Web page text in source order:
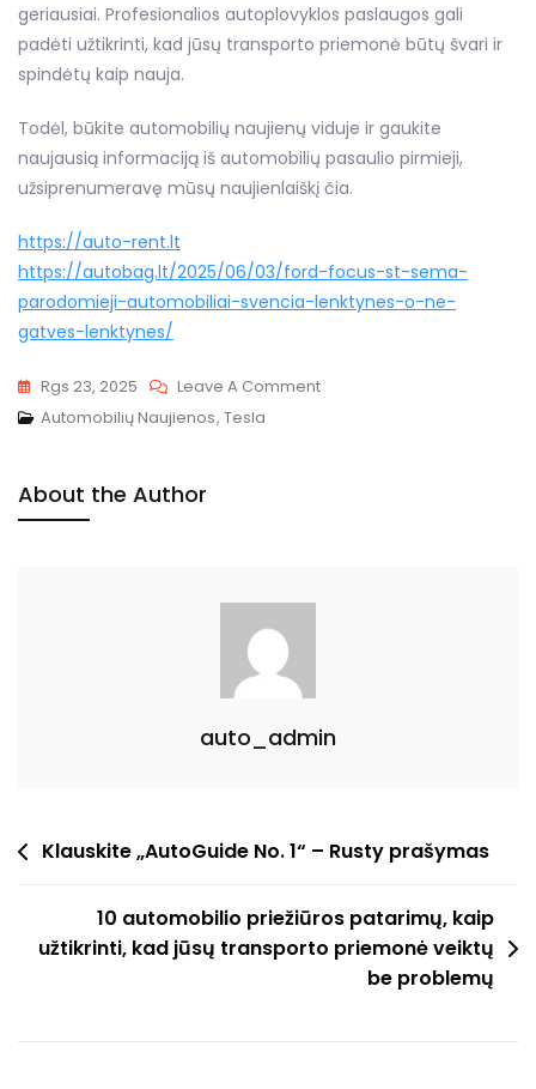
geriausiai. Profesionalios autoplovyklos paslaugos gali
padėti užtikrinti, kad jūsų transporto priemonė būtų švari ir
spindėtų kaip nauja.
Todėl, būkite automobilių naujienų viduje ir gaukite
naujausią informaciją iš automobilių pasaulio pirmieji,
užsiprenumeravę mūsų naujienlaiškį čia.
https://auto-rent.lt
https://autobag.lt/2025/06/03/ford-focus-st-sema-
parodomieji-automobiliai-svencia-lenktynes-o-ne-
gatves-lenktynes/
Rgs 23, 2025 Leave A CommentOn
Automobilių Naujienos, Tesla
About the Author
auto_admin
Navigacija
Klauskite „AutoGuide No. 1“ – Rusty prašymas
10 automobilio priežiūros patarimų, kaip
užtikrinti, kad jūsų transporto priemonė veiktų
be problemų